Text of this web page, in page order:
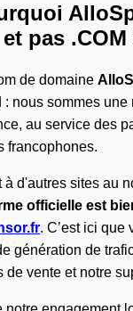
et pas .COM
de domaine
: nous sommes
au service des
francophones.
à d'autres sites au
officielle est
. C’est ici que
génération de
de vente et notre